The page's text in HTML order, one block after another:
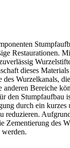
Restaurationen.
dieses
des Wurzelkanals,
Bereiche
den Stumpfaufbau
durch ein kurzes
reduzieren.
Zementierung des